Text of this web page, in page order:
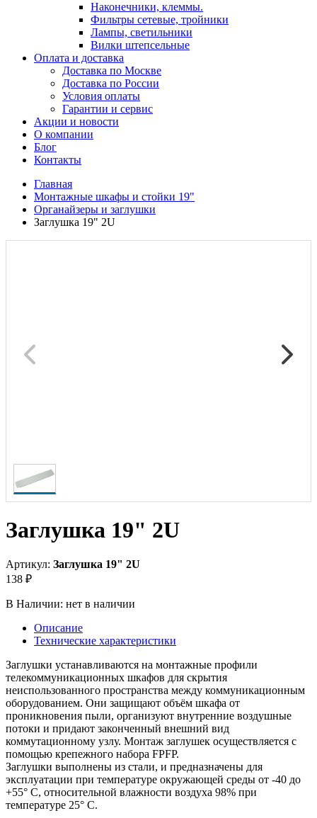
Наконечники, клеммы.
Фильтры сетевые, тройники
Лампы, светильники
Вилки штепсельные
Оплата и доставка
Доставка по Москве
Доставка по России
Условия оплаты
Гарантии и сервис
Акции и новости
О компании
Блог
Контакты
Главная
Монтажные шкафы и стойки 19"
Органайзеры и заглушки
Заглушка 19" 2U
Заглушка 19" 2U
Артикул: Заглушка 19" 2U
138 ₽
В Наличии: нет в наличии
Описание
Технические характеристики
Заглушки устанавливаются на монтажные профили
телекоммуникационных шкафов для скрытия
неиспользованного пространства между коммуникационным
оборудованием. Они защищают объём шкафа от
проникновения пыли, организуют внутренние воздушные
потоки и придают законченный внешний вид
коммутационному узлу. Монтаж заглушек осуществляется с
помощью крепежного набора FPFP.
Заглушки выполнены из стали, и предназначены для
эксплуатации при температуре окружающей среды от -40 до
+55° С, относительной влажности воздуха 98% при
температуре 25° С.